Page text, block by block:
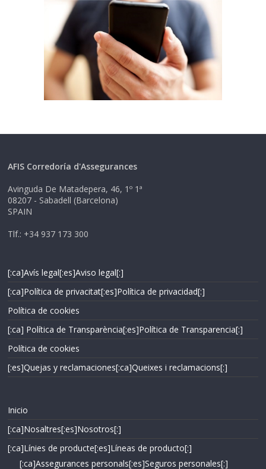
d’infrassegurança.[:]
AFIS Corredoría d'Assegurances
Avinguda De Matadepera, 46, 1º 1ª
08207 - Sabadell (Barcelona)
SPAIN
Tlf.: +34 937 173 300
[:ca]Avís legal[:es]Aviso legal[:]
[:ca]Política de privacitat[:es]Política de privacidad[:]
Política de cookies
[:ca] Política de Transparència[:es]Política de Transparencia[:]
Política de cookies
[:es]Quejas y reclamaciones[:ca]Queixes i reclamacions[:]
Inicio
[:ca]Nosaltres[:es]Nosotros[:]
[:ca]Línies de producte[:es]Líneas de producto[:]
[:ca]Assegurances personals[:es]Seguros personales[:]